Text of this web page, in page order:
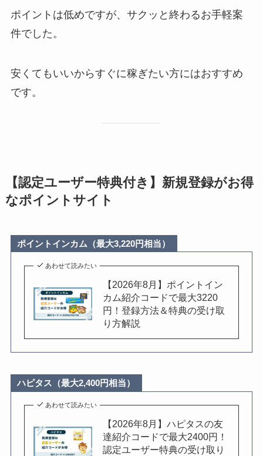
ポイントは低めですが、サクッと終わるお手軽案
件でした。
安くてもいいからすぐに稼ぎたい方にはおすすめ
です。
【認定ユーザー特典付き】新規登録がお得
なポイントサイト
ポイントインカム（最大3,220円相当）
あわせて読みたい
【2026年8月】ポイントイン
カム紹介コードで最大3220
円！登録方法＆特典の受け取
り方解説
ハピタス（最大2,400円相当）
あわせて読みたい
【2026年8月】ハピタスの友
達紹介コードで最大2400円！
認定ユーザー特典の受け取り